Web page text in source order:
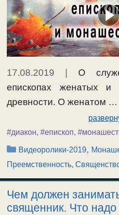
17.08.2019
О
епископах женатых и
древности. О женатом …
#диакон, #епископ,
Рубрики
Видеоролики-2019,
Преемственность,
Чем должен
священник. Что надо